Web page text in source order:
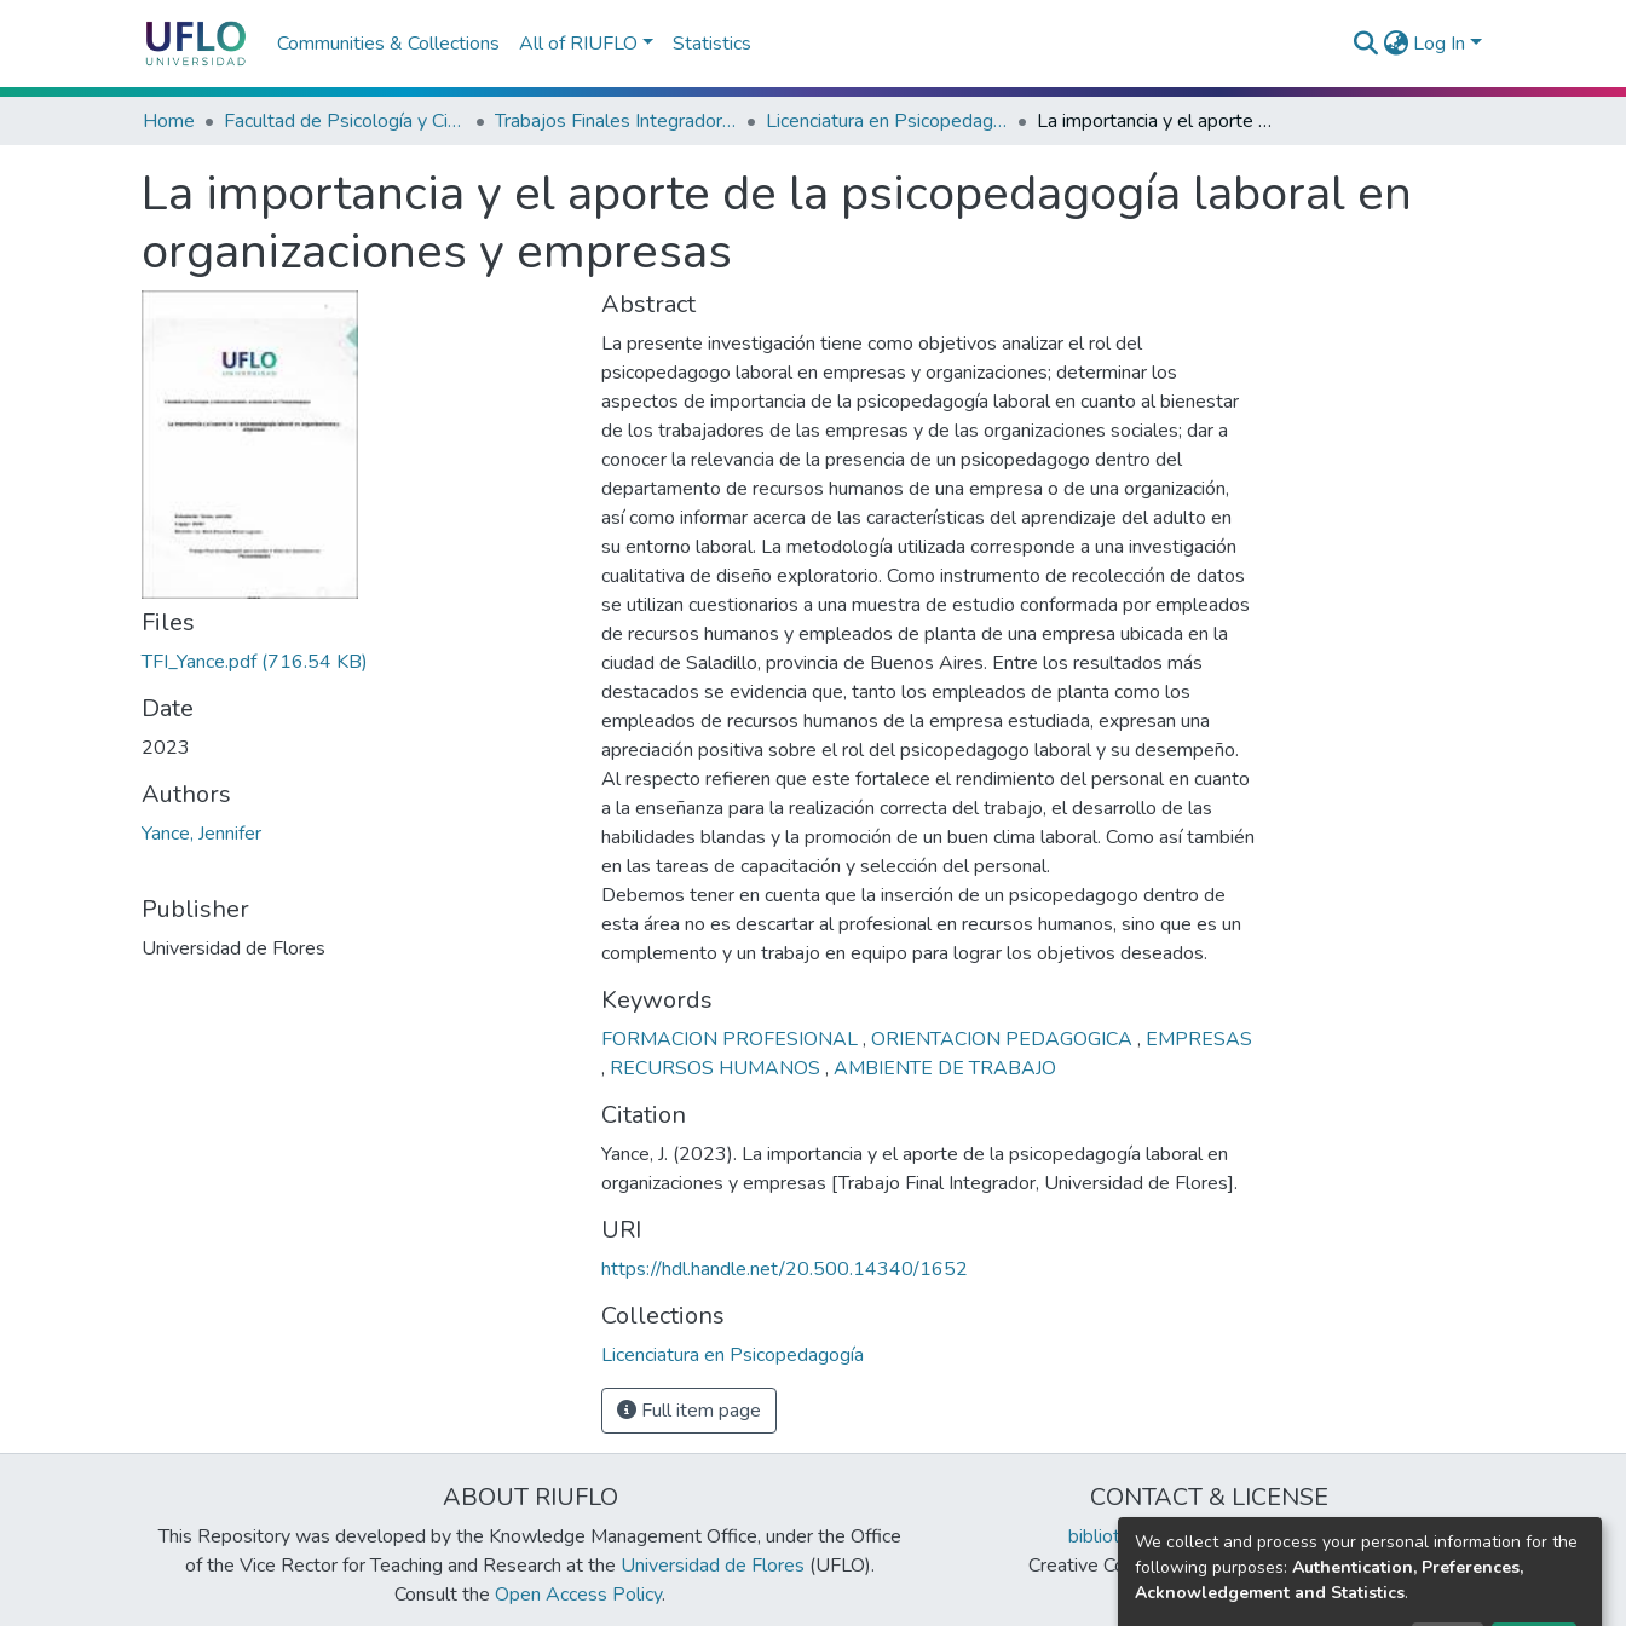
Communities & Collections All of RIUFLO Statistics Log In
Home Facultad de Psicología y Ciencias Sociales Trabajos Finales Integradores (TFI) de Grado Licenciatura en Psicopedagogía La importancia y el aporte de la psicopedagogía laboral en organizaciones y empresas
La importancia y el aporte de la psicopedagogía laboral en
organizaciones y empresas
Files
TFI_Yance.pdf(716.54 KB)
Date
2023
Authors
Yance, Jennifer
Publisher
Universidad de Flores
Abstract
La presente investigación tiene como objetivos analizar el rol del
psicopedagogo laboral en empresas y organizaciones; determinar los
aspectos de importancia de la psicopedagogía laboral en cuanto al bienestar
de los trabajadores de las empresas y de las organizaciones sociales; dar a
conocer la relevancia de la presencia de un psicopedagogo dentro del
departamento de recursos humanos de una empresa o de una organización,
así como informar acerca de las características del aprendizaje del adulto en
su entorno laboral. La metodología utilizada corresponde a una investigación
cualitativa de diseño exploratorio. Como instrumento de recolección de datos
se utilizan cuestionarios a una muestra de estudio conformada por empleados
de recursos humanos y empleados de planta de una empresa ubicada en la
ciudad de Saladillo, provincia de Buenos Aires. Entre los resultados más
destacados se evidencia que, tanto los empleados de planta como los
empleados de recursos humanos de la empresa estudiada, expresan una
apreciación positiva sobre el rol del psicopedagogo laboral y su desempeño.
Al respecto refieren que este fortalece el rendimiento del personal en cuanto
a la enseñanza para la realización correcta del trabajo, el desarrollo de las
habilidades blandas y la promoción de un buen clima laboral. Como así también
en las tareas de capacitación y selección del personal.
Debemos tener en cuenta que la inserción de un psicopedagogo dentro de
esta área no es descartar al profesional en recursos humanos, sino que es un
complemento y un trabajo en equipo para lograr los objetivos deseados.
Keywords
FORMACION PROFESIONAL, ORIENTACION PEDAGOGICA , EMPRESAS
, RECURSOS HUMANOS , AMBIENTE DE TRABAJO
Citation
Yance, J. (2023). La importancia y el aporte de la psicopedagogía laboral en
organizaciones y empresas [Trabajo Final Integrador, Universidad de Flores].
URI
https://hdl.handle.net/20.500.14340/1652
Collections
Licenciatura en Psicopedagogía
Full item page
ABOUT RIUFLO
This Repository was developed by the Knowledge Management Office, under the Office
of the Vice Rector for Teaching and Research at the Universidad de Flores (UFLO).
Consult theOpen Access Policy.
CONTACT & LICENSE
biblioteca@uflouniversidad.edu.ar
Creative Commons LicenseBY-NC-ND 4.0
We collect and process your personal information for the
following purposes: Authentication, Preferences,
Acknowledgement and Statistics.